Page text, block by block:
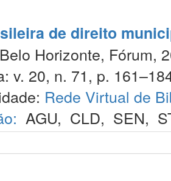
de direito
Horizonte, Fórum,
v. 20, n. 71, p.
Rede Virtual de
AGU, CLD, SEN,